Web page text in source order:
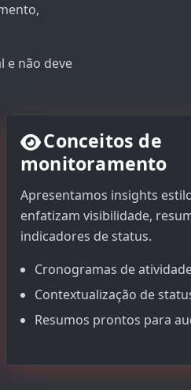
e não deve
Conceitos de
monitoramento
Apresentamos insights
enfatizam visibilidade,
indicadores de status.
Cronogramas de
Contextualização de
Resumos prontos para